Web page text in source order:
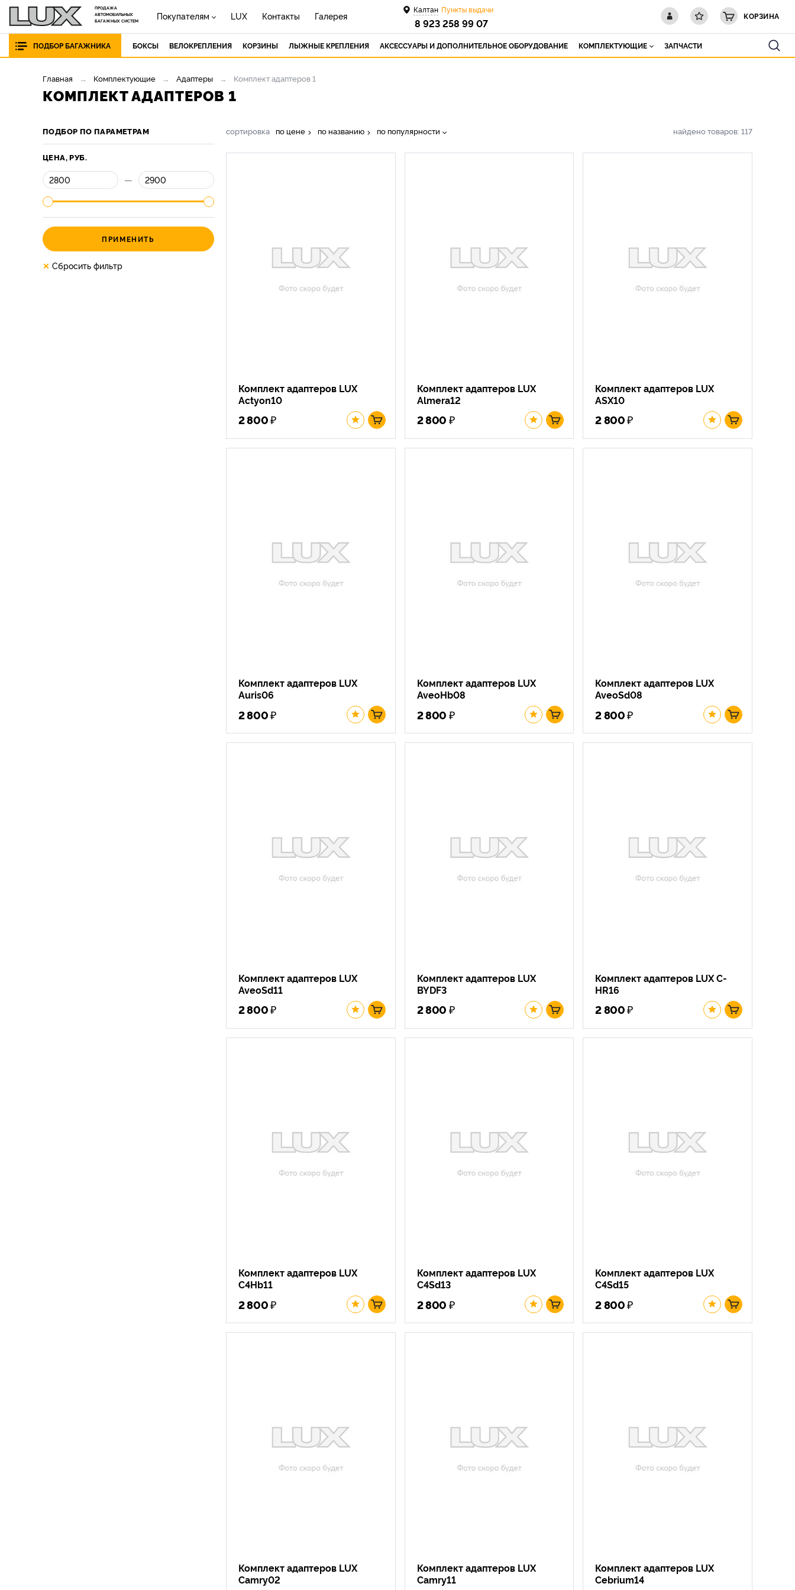
ПРОДАЖА
АВТОМОБИЛЬНЫХ
БАГАЖНЫХ СИСТЕМ
КОРЗИНА
Калтан Пункты выдачи
8 923 258 99 07
Покупателям LUX Контакты Галерея
ПОДБОР БАГАЖНИКА БОКСЫ ВЕЛОКРЕПЛЕНИЯ КОРЗИНЫ ЛЫЖНЫЕ КРЕПЛЕНИЯ АКСЕССУАРЫ И ДОПОЛНИТЕЛЬНОЕ ОБОРУДОВАНИЕ КОМПЛЕКТУЮЩИЕ ЗАПЧАСТИ
Главная Комплектующие Адаптеры Комплект адаптеров 1
КОМПЛЕКТ АДАПТЕРОВ 1
ПОДБОР ПО ПАРАМЕТРАМ
ЦЕНА, РУБ.
—
ПРИМЕНИТЬ
× Сбросить фильтр
сортировка по цене по названию по популярности найдено товаров: 117
Комплект адаптеров LUX
Actyon10
2 800₽
Комплект адаптеров LUX
Almera12
2 800 ₽
Комплект адаптеров LUX
ASX10
2 800₽
Комплект адаптеров LUX
Auris06
2 800₽
Комплект адаптеров LUX
AveoHb08
2 800 ₽
Комплект адаптеров LUX
AveoSd08
2 800₽
Комплект адаптеров LUX
AveoSd11
2 800₽
Комплект адаптеров LUX
BYDF3
2 800 ₽
Комплект адаптеров LUX C-
HR16
2 800₽
Комплект адаптеров LUX
C4Hb11
2 800₽
Комплект адаптеров LUX
C4Sd13
2 800 ₽
Комплект адаптеров LUX
C4Sd15
2 800₽
Комплект адаптеров LUX
Camry02
Комплект адаптеров LUX
Camry11
Комплект адаптеров LUX
Cebrium14